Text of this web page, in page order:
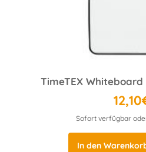
Sofort verfügbar
In den